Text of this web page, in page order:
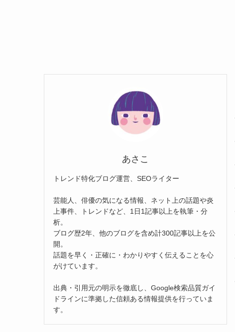
あさこ
トレンド特化ブログ運営、SEOライター
芸能人、俳優の気になる情報、ネット上の話題や炎
上事件、トレンドなど、1日1記事以上を執筆・分
析。
ブログ歴2年、他のブログを含め計300記事以上を公
開。
話題を早く・正確に・わかりやすく伝えることを心
がけています。
出典・引用元の明示を徹底し、Google検索品質ガイ
ドラインに準拠した信頼ある情報提供を行っていま
す。